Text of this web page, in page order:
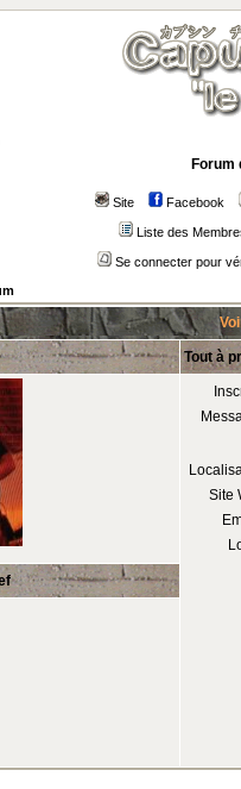
Forum
Site Facebook
Liste des
Se connecter pour
Tout à
Site